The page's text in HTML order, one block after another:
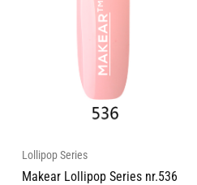
Lollipop Series
Makear Lollipop Series nr.536